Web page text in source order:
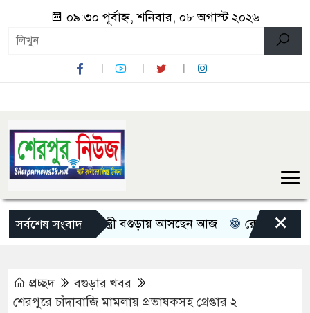
০৯:৩০ পূর্বাহ্ন, শনিবার, ০৮ অগাস্ট ২০২৬
সর্বশেষ সংবাদ
মন্ত্রী-প্রতিমন্ত্রী বগুড়ায় আসছেন আজ রোমান্টিক বার্তা
×
প্রচ্ছদ
বগুড়ার খবর
শেরপুরে চাঁদাবাজি মামলায় প্রভাষকসহ গ্রেপ্তার ২